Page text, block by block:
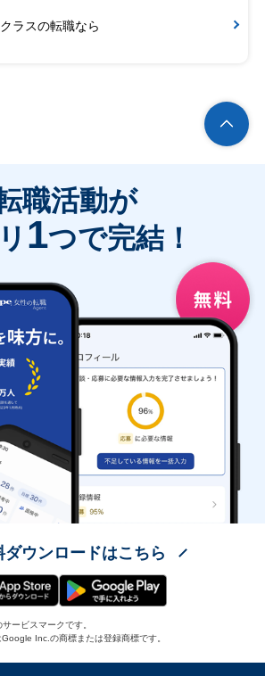
ラスの転職なら
職活動が
1つで完結！
ダウンロードはこちら
ービスマークです。
Inc.の商標または登録商標です。